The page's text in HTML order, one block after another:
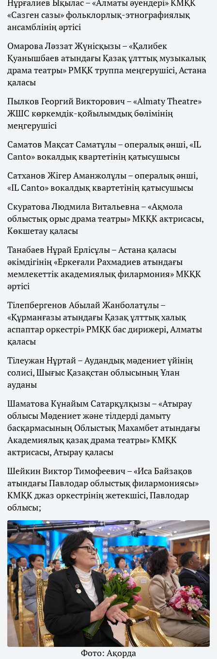
Нұрғалиев Ықылас – «Алматы әуендері» КМҚК
«Сазген сазы» фольклорлық-этнографиялық
ансамблінің әртісі
Омарова Ләззат Жүнісқызы – «Қалибек
Қуанышбаев атындағы Қазақ ұлттық музыкалық
драма театры» РМҚК труппа меңгерушісі, Астана
қаласы
Пылков Георгий Викторович – «Almaty Theatre»
ЖШС көркемдік-қойылымдық бөлімінің
меңгерушісі
Саматов Мақсат Саматұлы – опералық әнші, «IL
Canto» вокалдық квартетінің қатысушысы
Сатханов Жігер Аманжолұлы – опералық әнші,
«IL Canto» вокалдық квартетінің қатысушысы
Скуратова Людмила Витальевна – «Ақмола
облыстық орыс драма театры» МКҚК актрисасы,
Көкшетау қаласы
Танабаев Нұрай Ерлісұлы – Астана қаласы
әкімдігінің «Еркеғали Рахмадиев атындағы
мемлекеттік академиялық филармония» МКҚК
әртісі
Тілепбергенов Абылай Жанболатұлы –
«Құрманғазы атындағы Қазақ ұлттық халық
аспаптар оркестрі» РМҚК бас дирижері, Алматы
қаласы
Тілеужан Нұртай – Аудандық мәдениет үйінің
солисі, Шығыс Қазақстан облысының Ұлан
ауданы
Шаматова Күнайым Сатарқұлқызы – «Атырау
облысы Мәдениет және тілдерді дамыту
басқармасының Облыстық Махамбет атындағы
Академиялық қазақ драма театры» КМҚК
актрисасы, Атырау қаласы
Шейкин Виктор Тимофеевич – «Иса Байзақов
атындағы Павлодар облыстық филармониясы»
КМҚК джаз оркестрінің жетекшісі, Павлодар
облысы;
Фото: Ақорда